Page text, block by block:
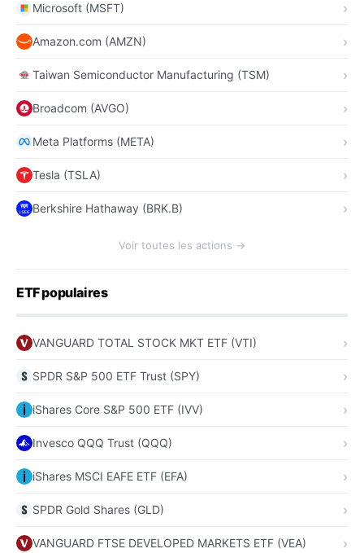
Microsoft (MSFT)
Amazon.com (AMZN)
Taiwan Semiconductor Manufacturing (TSM)
Broadcom (AVGO)
Meta Platforms (META)
Tesla (TSLA)
Berkshire Hathaway (BRK.B)
Voir toutes les actions →
ETF populaires
VANGUARD TOTAL STOCK MKT ETF (VTI)
SPDR S&P 500 ETF Trust (SPY)
iShares Core S&P 500 ETF (IVV)
Invesco QQQ Trust (QQQ)
iShares MSCI EAFE ETF (EFA)
SPDR Gold Shares (GLD)
VANGUARD FTSE DEVELOPED MARKETS ETF (VEA)